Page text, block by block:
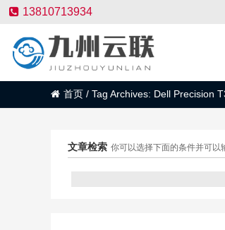
13810713934
首页 / Tag Archives: Dell Precision
文章检索 你可以选择下面的条件并可以